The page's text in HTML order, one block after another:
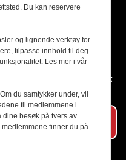
og presseetikken slik
Du kan reservere
og lignende verktøy for
tilpasse innhold til deg
Les mer i vår
du samtykker under, vil
til medlemmene i
dine besøk på tvers av
finner du på